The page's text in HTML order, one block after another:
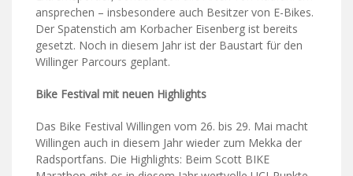
ansprechen – insbesondere auch Besitzer von E-Bikes.
Der Spatenstich am Korbacher Eisenberg ist bereits
gesetzt. Noch in diesem Jahr ist der Baustart für den
Willinger Parcours geplant.
Bike Festival mit neuen Highlights
Das Bike Festival Willingen vom 26. bis 29. Mai macht
Willingen auch in diesem Jahr wieder zum Mekka der
Radsportfans. Die Highlights: Beim Scott BIKE